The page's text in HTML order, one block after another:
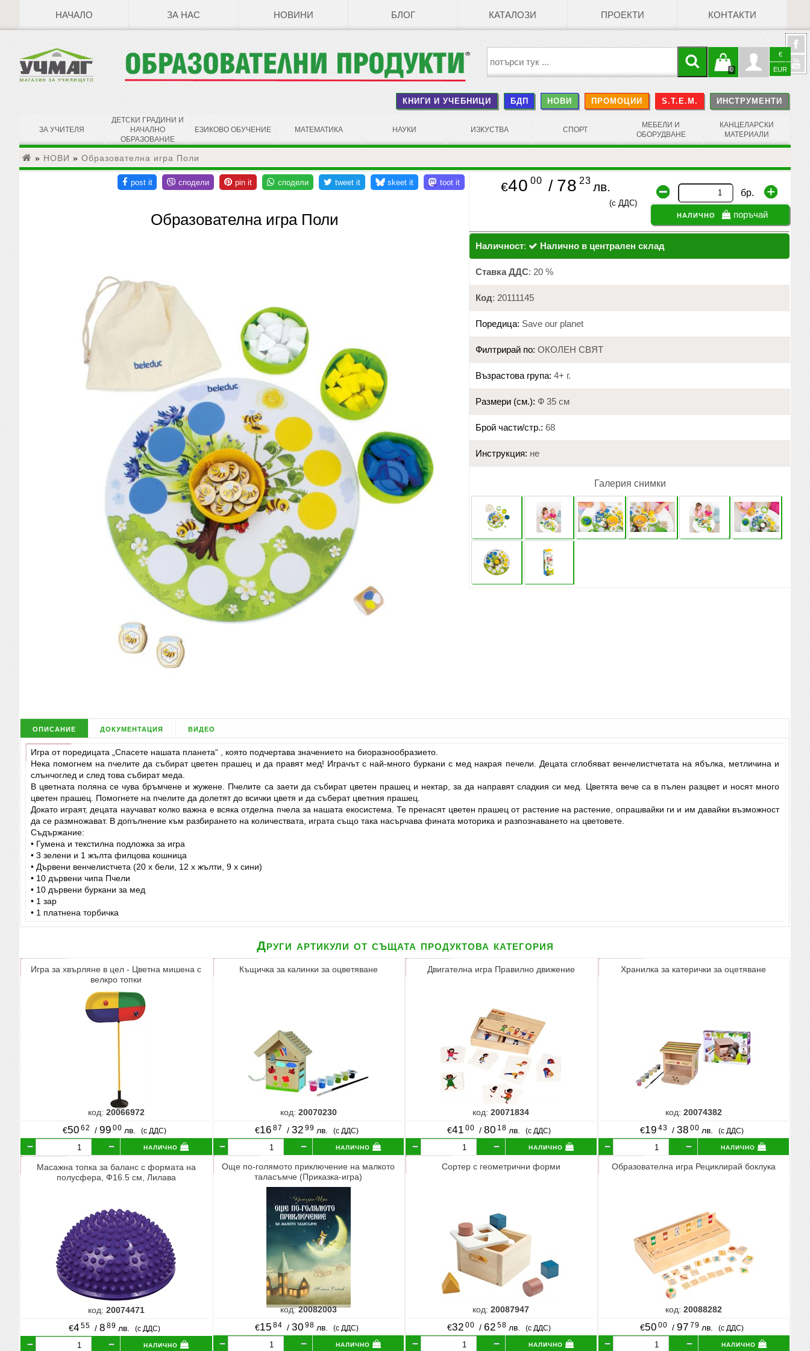
НАЧАЛО ЗА НАС НОВИНИ БЛОГ КАТАЛОЗИ ПРОЕКТИ КОНТАКТИ
€
EUR
Профил
0
Кошницата
е празна
КНИГИ И УЧЕБНИЦИ БДП НОВИ ПРОМОЦИИ S.T.E.M. ИНСТРУМЕНТИ
ЗА УЧИТЕЛЯ
ДЕТСКИ ГРАДИНИ И
НАЧАЛНО
ОБРАЗОВАНИЕ
ЕЗИКОВО ОБУЧЕНИЕ МАТЕМАТИКА НАУКИ ИЗКУСТВА СПОРТ
МЕБЕЛИ И
ОБОРУДВАНЕ
КАНЦЕЛАРСКИ
МАТЕРИАЛИ
» НОВИ » Образователна игра Поли
Образователна игра Поли
€40 00 / 78 23 лв.
(с ДДС)
бр.
налично поръчай
Наличност: Налично в централен склад
Ставка ДДС: 20 %
Код: 20111145
Поредица: Save our planet
Филтрирай по: ОКОЛЕН СВЯТ
Възрастова група: 4+ г.
Размери (см.): Ф 35 см
Брой части/стр.: 68
Инструкция: не
Галерия снимки
описание документация видео
Игра от поредицата „Спасете нашата планета“ , която подчертава значението на биоразнообразието.
Нека помогнем на пчелите да събират цветен прашец и да правят мед! Играчът с най-много буркани с мед накрая печели. Децата сглобяват венчелистчетата на ябълка, метличина и
слънчоглед и след това събират меда.
В цветната поляна се чува бръмчене и жужене. Пчелите са заети да събират цветен прашец и нектар, за да направят сладкия си мед. Цветята вече са в пълен разцвет и носят много
цветен прашец. Помогнете на пчелите да долетят до всички цветя и да съберат цветния прашец.
Докато играят, децата научават колко важна е всяка отделна пчела за нашата екосистема. Те пренасят цветен прашец от растение на растение, опрашвайки ги и им давайки възможност
да се размножават. В допълнение към разбирането на количествата, играта също така насърчава фината моторика и разпознаването на цветовете.
Съдържание:
• Гумена и текстилна подложка за игра
• 3 зелени и 1 жълта филцова кошница
• Дървени венчелистчета (20 x бели, 12 x жълти, 9 x сини)
• 10 дървени чипа Пчели
• 10 дървени буркани за мед
• 1 зар
• 1 платнена торбичка
Други артикули от същата продуктова категория
Игра за хвърляне в цел - Цветна мишена с
велкро топки
код: 20066972
€50 62 / 99 00 лв. (с ДДС)
налично
Къщичка за калинки за оцветяване
код: 20070230
€16 87 / 32 99 лв. (с ДДС)
налично
Двигателна игра Правилно движение
код:20071834
€41 00 /80 18 лв. (с ДДС)
налично
Хранилка за катерички за оцетяване
код: 20074382
€19 43 / 38 00 лв. (с ДДС)
налично
Масажна топка за баланс с формата на
полусфера, Ф16.5 см, Лилава
код: 20074471
€4 55 / 8 89 лв. (с ДДС)
налично
Още по-голямото приключение на малкото
таласъмче (Приказка-игра)
код:20082003
€15 84 / 30 98 лв. (с ДДС)
налично
Сортер с геометрични форми
код:20087947
€32 00 /62 58 лв. (с ДДС)
налично
Образователна игра Рециклирай боклука
код:20088282
€50 00 /97 79 лв. (с ДДС)
налично